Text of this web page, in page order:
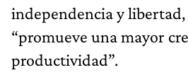
independencia y libertad,
“promueve una mayor
productividad”.